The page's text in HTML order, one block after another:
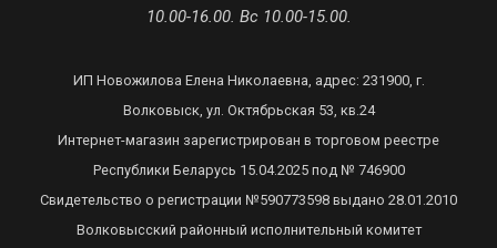
10.00-16.00. Вс 10.00-15.00.
ИП Новожилова Елена Николаевна, адрес: 231900, г.
Волковыск, ул. Октябрьская 53, кв.24
Интернет-магазин зарегистрирован в торговом реестре
Республики Беларусь 15.04.2025 под № 746900
Свидетельство о регистрации №590773598 выдано 28.01.2010
Волковысский районный исполнительный комитет